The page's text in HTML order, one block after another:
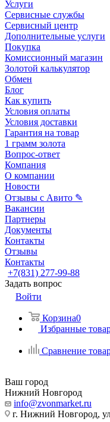
Услуги
Сервисные службы
Сервисный центр
Дополнительные услуги
Покупка
Комиссионный магазин
Золотой калькулятор
Обмен
Блог
Как купить
Условия оплаты
Условия доставки
Гарантия на товар
1 грамм золота
Вопрос-ответ
Компания
О компании
Новости
Отзывы с Авито ✎
Вакансии
Партнеры
Документы
Контакты
Отзывы
Контакты
+7(831) 277-99-88
Задать вопрос
Войти
Корзина0
Избранные
Сравнение
Ваш город
Нижний Новгород
info@zvonmarket.ru
г. Нижний Новгород,